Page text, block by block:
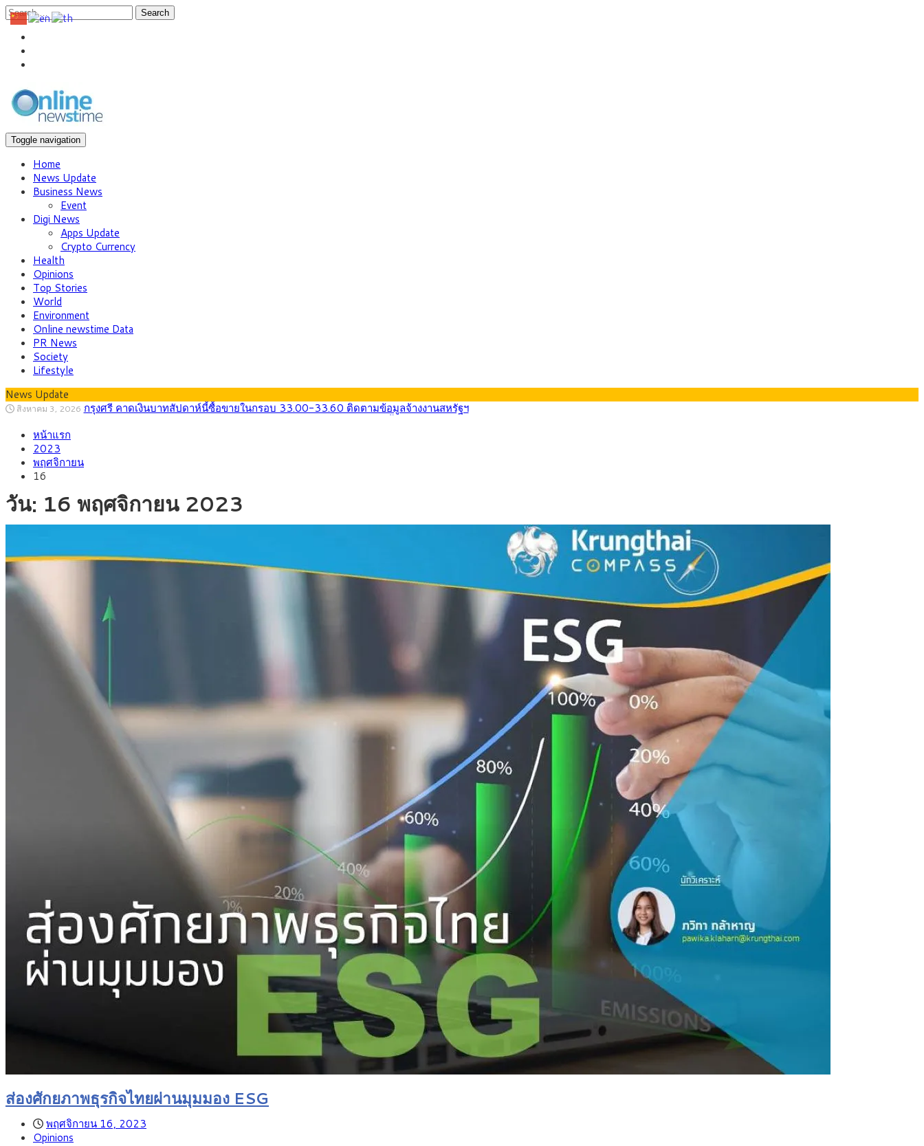
Search
Toggle navigation
Home
News Update
Business News
Event
Digi News
Apps Update
Crypto Currency
Health
Opinions
Top Stories
World
Environment
Online newstime Data
PR News
Society
Lifestyle
News Update
สิงหาคม 3, 2026 กรุงศรี คาดเงินบาทสัปดาห์นี้ซื้อขายในกรอบ 33.00-33.60 ติดตามข้อมูลจ้างงานสหรัฐฯ
กรกฎาคม 27, 2026
กรกฎาคม 27, 2026
สิงหาคม 5, 2026 ครม.ไฟเขียวหลักการ ร่าง พ.ร.ฎ. เปิดทาง รฟม.เดินหน้ารถไฟฟ้าสงขลา โมโนเรล 12.54 กม. เชื่อมเมืองหาดใหญ่
สิงหาคม 4, 2026
หน้าแรก
2023
พฤศจิกายน
16
วัน: 16 พฤศจิกายน 2023
ส่องศักยภาพธุรกิจไทยผ่านมุมมอง ESG
พฤศจิกายน 16, 2023
Opinions